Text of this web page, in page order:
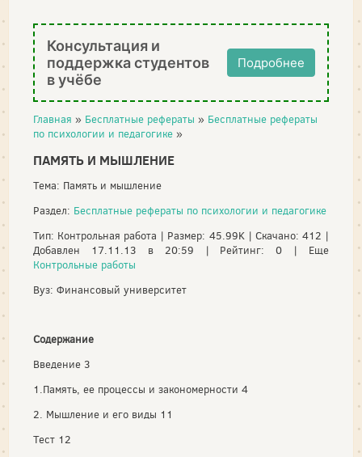
Консультация и
поддержка студентов
в учёбе
Подробнее
Главная » Бесплатные рефераты » Бесплатные рефераты
по психологии и педагогике »
ПАМЯТЬ И МЫШЛЕНИЕ
Тема: Память и мышление
Раздел: Бесплатные рефераты по психологии и педагогике
Тип: Контрольная работа | Размер: 45.99K | Скачано: 412 |
Добавлен 17.11.13 в 20:59 | Рейтинг: 0 | Еще
Контрольные работы
Вуз: Финансовый университет
Содержание
Введение 3
1.Память, ее процессы и закономерности 4
2. Мышление и его виды 11
Тест 12